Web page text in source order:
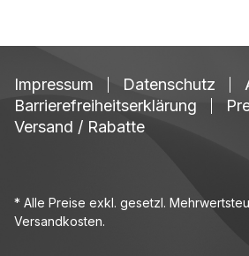
Impressum Datenschutz
Barrierefreiheitserklärung
Versand / Rabatte
* Alle Preise exkl. gesetzl.
Versandkosten.